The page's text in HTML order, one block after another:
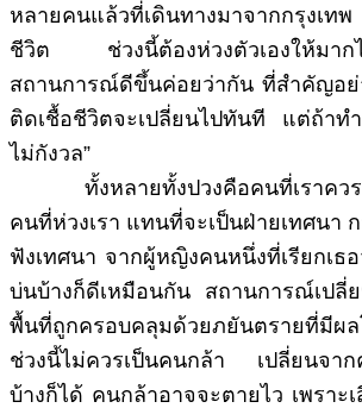
หลายคนแล้วที่เดินทางมาจากกรุงเ
ชีวิต ช่วงนี้ต้องห่วงตัวเองให้ม
สถานการณ์ดีขึ้นค่อยว่ากัน ที่สำคัญอย่
ติดเชื้อชีวิตจะเปลี่ยนไปทันที แต่ถ้าท
ไม่กังวล”
ทั้งหลายทั้งปวงคือคนที่เราคว
คนที่ห่วงเรา แทนที่จะเป็นฝ่ายเทศนา
ฟังเทศนา จากผู้หญิงคนหนึ่งที่เรียกเธ
บ่นบ้างก็ดีเหมือนกัน สถานการณ์เปลี่
พื้นที่ถูกครอบคลุมด้วยภยันตรายที่มีผ
ช่วงนี้ไม่ควรเป็นคนกล้า เปลี่ยนจาก
บ้างก็ได้ คนกล้าอาจจะตายไว เพราะ